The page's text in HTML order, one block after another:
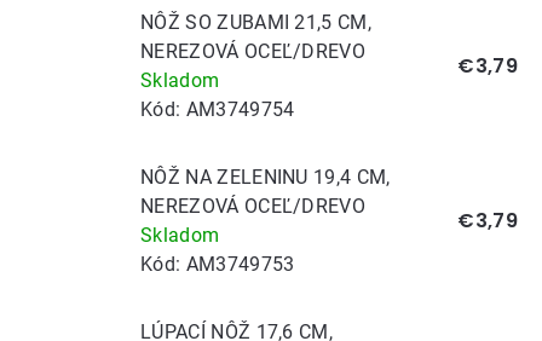
NÔŽ SO ZUBAMI 21,5 CM,
NEREZOVÁ OCEĽ/DREVO
Skladom
Kód: AM3749754
€3,79
NÔŽ NA ZELENINU 19,4 CM,
NEREZOVÁ OCEĽ/DREVO
Skladom
Kód: AM3749753
€3,79
LÚPACÍ NÔŽ 17,6 CM,